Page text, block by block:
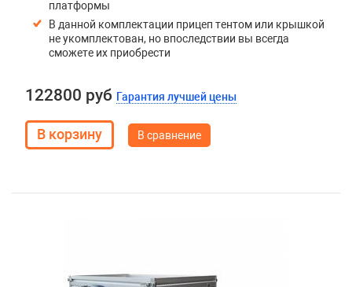
платформы
В данной комплектации прицеп тентом или крышкой
не укомплектован, но впоследствии вы всегда
сможете их приобрести
122800 руб Гарантия лучшей цены
В сравнение